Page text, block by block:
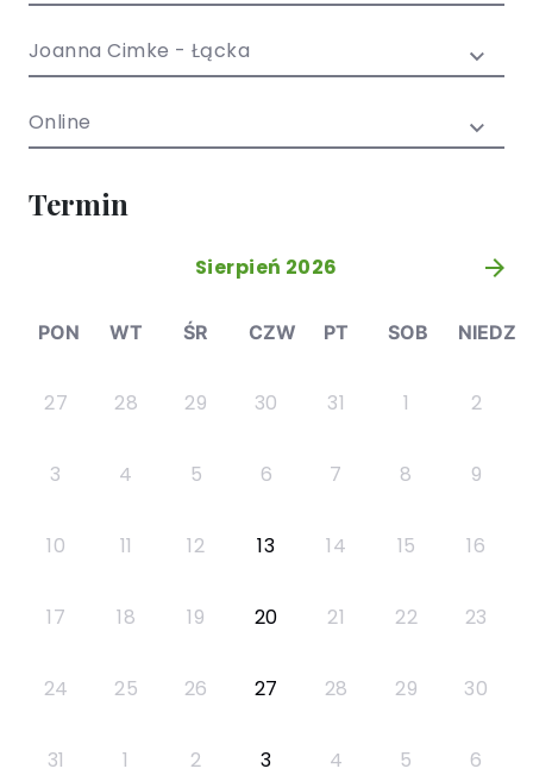
młodzieży
Joanna Cimke - Łącka
Online
Termin
Sierpień 2026 »
PON WT ŚR CZW PT SOB NIEDZ
27 28 29 30 31 1 2
3 4 5 6 7 8 9
10 11 12 13 14 15 16
17 18 19 20 21 22 23
24 25 26 27 28 29 30
31 1 2 3 4 5 6